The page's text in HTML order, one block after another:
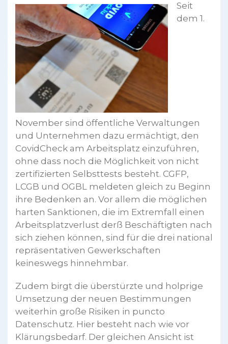
Seit
dem 1.
November sind öffentliche Verwaltungen
und Unternehmen dazu ermächtigt, den
CovidCheck am Arbeitsplatz einzuführen,
ohne dass noch die Möglichkeit von nicht
zertifizierten Selbsttests besteht. CGFP,
LCGB und OGBL meldeten gleich zu Beginn
ihre Bedenken an. Vor allem die möglichen
harten Sanktionen, die im Extremfall einen
Arbeitsplatzverlust derß Beschäftigten nach
sich ziehen können, sind für die drei national
repräsentativen Gewerkschaften
keineswegs hinnehmbar.
Zudem birgt die überstürzte und holprige
Umsetzung der neuen Bestimmungen
weiterhin große Risiken in puncto
Datenschutz. Hier besteht nach wie vor
Klärungsbedarf. Der gleichen Ansicht ist